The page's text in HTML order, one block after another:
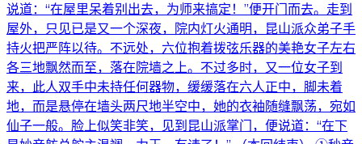
说道：“在屋里呆着别出去，为师来搞定！”便开门而去。走到
屋外，只见已是又一个深夜，院内灯火通明，昆山派众弟子手
持火把严阵以待。不远处，六位抱着拨弦乐器的美艳女子左右
各三地飘然而至，落在院墙之上。不过多时，又一位女子到
来，此人双手中未持任何器物，缓缓落在六人正中，脚未着
地，而是悬停在墙头两尺地半空中，她的衣袖随缝飘荡，宛如
仙子一般。脸上似笑非笑，见到昆山派掌门，便说道：“在下